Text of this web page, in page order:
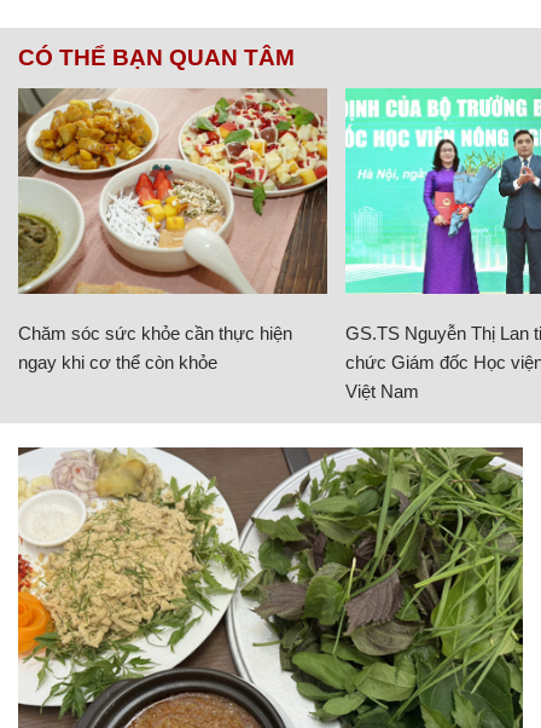
CÓ THỂ BẠN QUAN TÂM
Chăm sóc sức khỏe cần thực hiện
ngay khi cơ thể còn khỏe
GS.TS Nguyễn Thị Lan
chức Giám đốc Học
Việt Nam